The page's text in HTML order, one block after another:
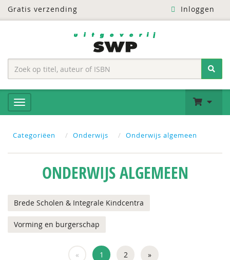
Gratis verzending Inloggen
Categoriëen Onderwijs Onderwijs algemeen
ONDERWIJS ALGEMEEN
Brede Scholen & Integrale Kindcentra
Vorming en burgerschap
« 1 2 »